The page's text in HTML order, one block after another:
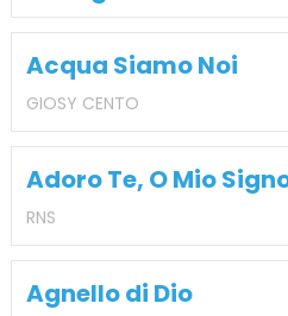
Acqua Siamo Noi
GIOSY CENTO
Adoro Te, O Mio
RNS
Agnello di Dio